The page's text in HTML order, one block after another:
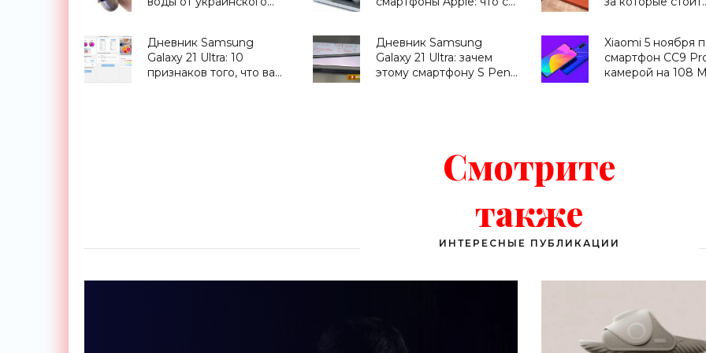
Дневник Samsung
Galaxy 21 Ultra: 10
признаков того, что вам
Дневник Samsung
Galaxy 21 Ultra: зачем
этому смартфону S Pen
Xiaomi 5 ноября
смартфон CC9
камерой на 108
Смотрите
также
ИНТЕРЕСНЫЕ ПУБЛИКАЦИИ